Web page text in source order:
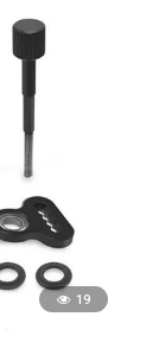
19